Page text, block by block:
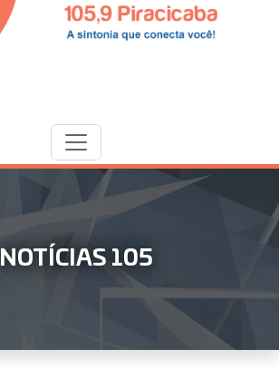
NOTÍCIAS 105